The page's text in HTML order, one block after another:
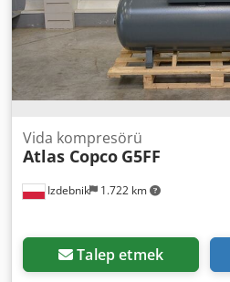
Izdebnik 1.722 km
Vida kompresörü
Atlas Copco G5FF
Talep etmek